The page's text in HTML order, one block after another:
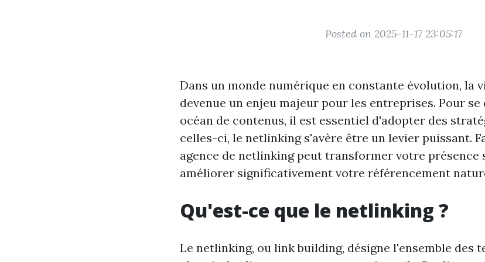
Posted on 2025-11-17 23:05:17
Dans un monde numérique en constante évolution, la
devenue un enjeu majeur pour les entreprises. Pour
océan de contenus, il est essentiel d'adopter des
celles-ci, le netlinking s'avère être un levier puissant.
agence de netlinking peut transformer votre présence
améliorer significativement votre référencement
Qu'est-ce que le netlinking ?
Le netlinking, ou link building, désigne l'ensemble des